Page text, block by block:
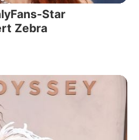
Star
Zebra